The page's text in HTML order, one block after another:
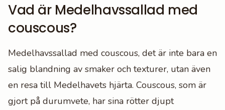
Vad är Medelhavssallad med
couscous?
Medelhavssallad med couscous, det är inte bara en
salig blandning av smaker och texturer, utan även
en resa till Medelhavets hjärta. Couscous, som är
gjort på durumvete, har sina rötter djupt